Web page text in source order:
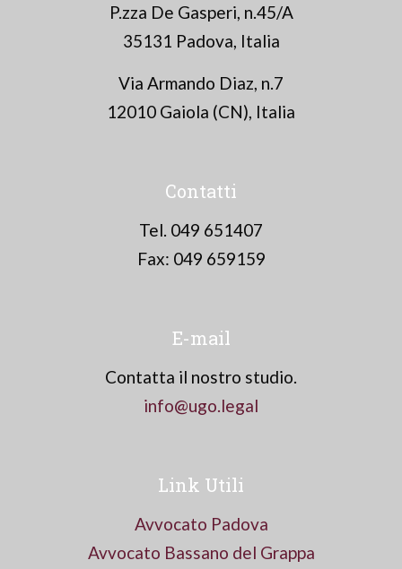
P.zza De Gasperi, n.45/A
35131 Padova, Italia
Via Armando Diaz, n.7
12010 Gaiola (CN), Italia
Contatti
Tel. 049 651407
Fax: 049 659159
E-mail
Contatta il nostro studio.
info@ugo.legal
Link Utili
Avvocato Padova
Avvocato Bassano del Grappa